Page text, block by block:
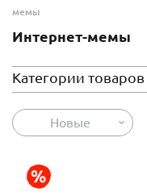
мемы
Интернет-мемы
Категории товаров
Новые